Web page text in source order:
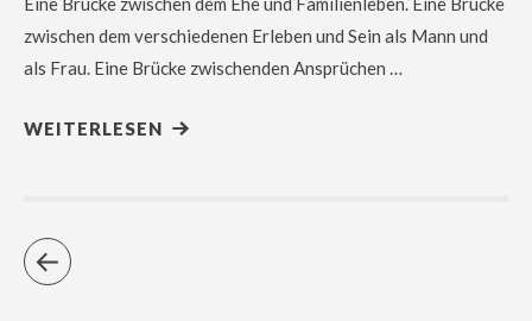
zwischen dem verschiedenen Erleben und Sein als Mann und
als Frau. Eine Brücke zwischenden Ansprüchen …
WEITERLESEN